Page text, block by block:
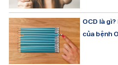
OCD là
của bệnh